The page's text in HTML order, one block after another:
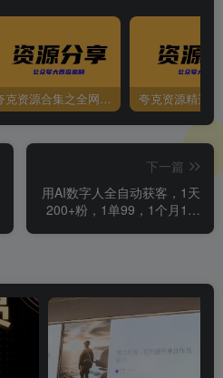
夸克资源合集之全网影视 夸克资源精选
下一篇
用AI数字人全自动获客，1天
200+粉，1单99，1个月1个